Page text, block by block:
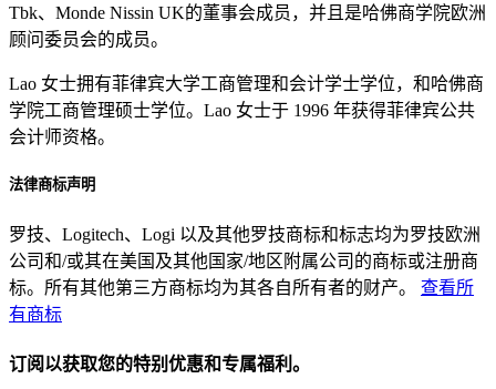
Tbk、Monde Nissin UK的董事会成员，并且是哈佛商学院欧洲
顾问委员会的成员。
Lao 女士拥有菲律宾大学工商管理和会计学士学位，和哈佛商
学院工商管理硕士学位。Lao 女士于 1996 年获得菲律宾公共
会计师资格。
法律商标声明
罗技、Logitech、Logi 以及其他罗技商标和标志均为罗技欧洲
公司和/或其在美国及其他国家/地区附属公司的商标或注册商
标。所有其他第三方商标均为其各自所有者的财产。 查看所
有商标
订阅以获取您的特别优惠和专属福利。